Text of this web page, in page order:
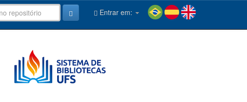
Entrar em: